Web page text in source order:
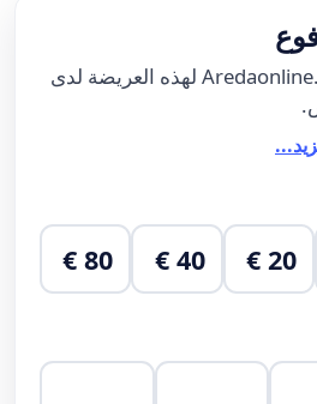
20 €
40 €
80 €